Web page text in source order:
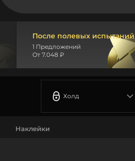
После полевых испытаний
1 Предложений
От 7.048 ₽
Холд
Наклейки